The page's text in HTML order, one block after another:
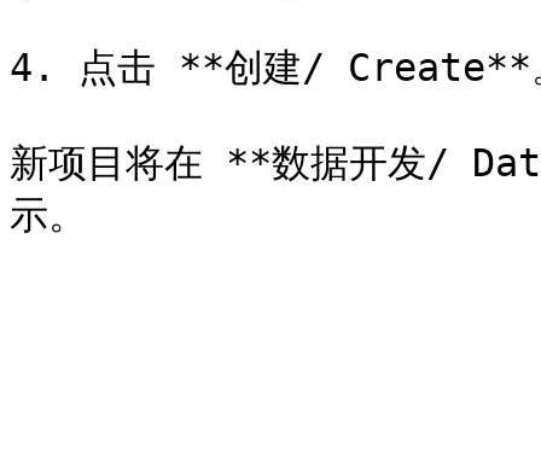
4. 点击 **创建/ Create**
新项目将在 **数据开发/